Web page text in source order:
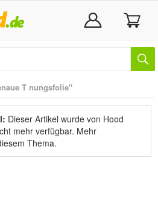
T nungsfolie"
Dieser Artikel wurde von Hood
mehr verfügbar. Mehr
Thema.